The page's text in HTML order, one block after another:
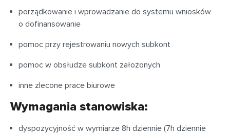
porządkowanie i wprowadzanie do systemu wniosków
o dofinansowanie
pomoc przy rejestrowaniu nowych subkont
pomoc w obsłudze subkont założonych
inne zlecone prace biurowe
Wymagania stanowiska:
dyspozycyjność w wymiarze 8h dziennie (7h dziennie